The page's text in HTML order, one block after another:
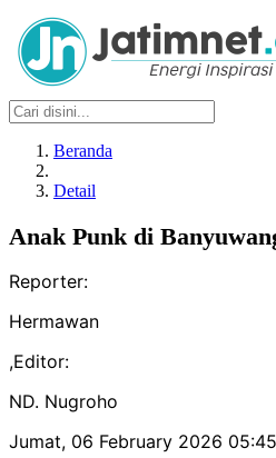
Beranda
Detail
Anak Punk di
Reporter:
Hermawan
,Editor:
ND. Nugroho
Jumat, 06 February 2026